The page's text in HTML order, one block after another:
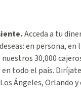
Acceda a tu
en persona, en
nuestros 30,000
en todo el país.
Ángeles, Orlando